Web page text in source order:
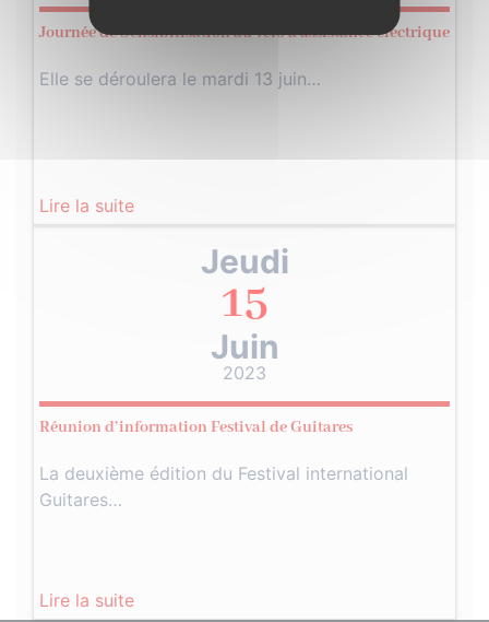
Journée de Sensibilisation au vélo à assistance électrique
Elle se déroulera le mardi 13 juin…
Lire la suite
Jeudi
15
Juin
2023
Réunion d’information Festival de Guitares
La deuxième édition du Festival international
Guitares…
Lire la suite